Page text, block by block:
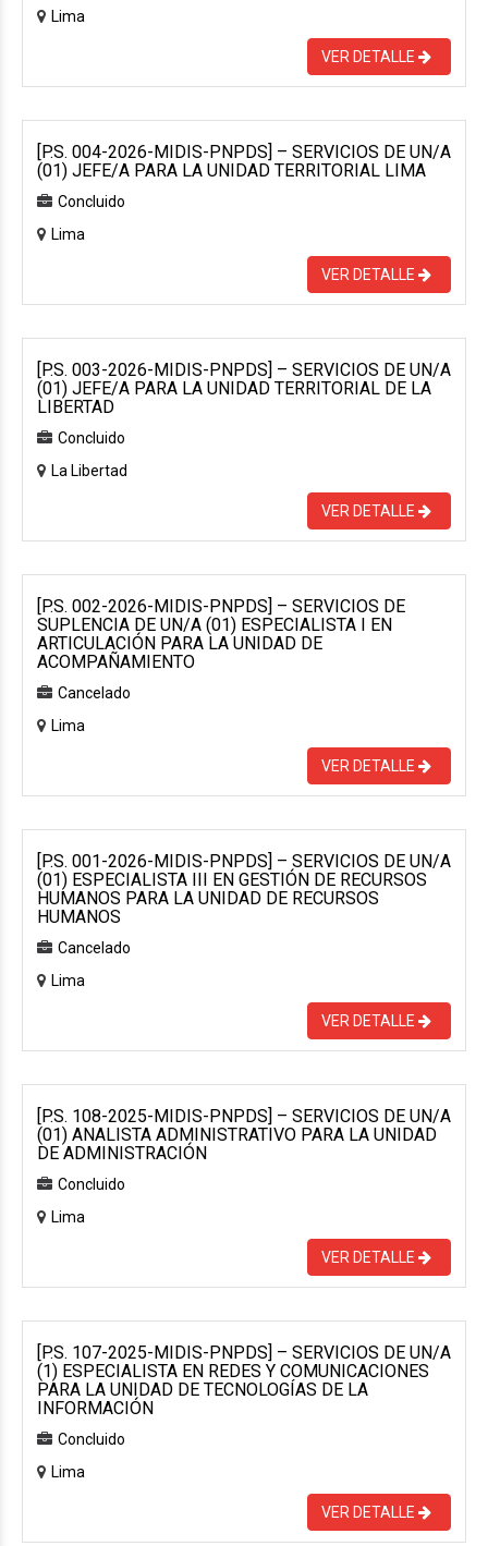
Lima
VER DETALLE
[P.S. 004-2026-MIDIS-PNPDS] – SERVICIOS DE UN/A
(01) JEFE/A PARA LA UNIDAD TERRITORIAL LIMA
Concluido
Lima
VER DETALLE
[P.S. 003-2026-MIDIS-PNPDS] – SERVICIOS DE UN/A
(01) JEFE/A PARA LA UNIDAD TERRITORIAL DE LA
LIBERTAD
Concluido
La Libertad
VER DETALLE
[P.S. 002-2026-MIDIS-PNPDS] – SERVICIOS DE
SUPLENCIA DE UN/A (01) ESPECIALISTA I EN
ARTICULACIÓN PARA LA UNIDAD DE
ACOMPAÑAMIENTO
Cancelado
Lima
VER DETALLE
[P.S. 001-2026-MIDIS-PNPDS] – SERVICIOS DE UN/A
(01) ESPECIALISTA III EN GESTIÓN DE RECURSOS
HUMANOS PARA LA UNIDAD DE RECURSOS
HUMANOS
Cancelado
Lima
VER DETALLE
[P.S. 108-2025-MIDIS-PNPDS] – SERVICIOS DE UN/A
(01) ANALISTA ADMINISTRATIVO PARA LA UNIDAD
DE ADMINISTRACIÓN
Concluido
Lima
VER DETALLE
[P.S. 107-2025-MIDIS-PNPDS] – SERVICIOS DE UN/A
(1) ESPECIALISTA EN REDES Y COMUNICACIONES
PARA LA UNIDAD DE TECNOLOGÍAS DE LA
INFORMACIÓN
Concluido
Lima
VER DETALLE